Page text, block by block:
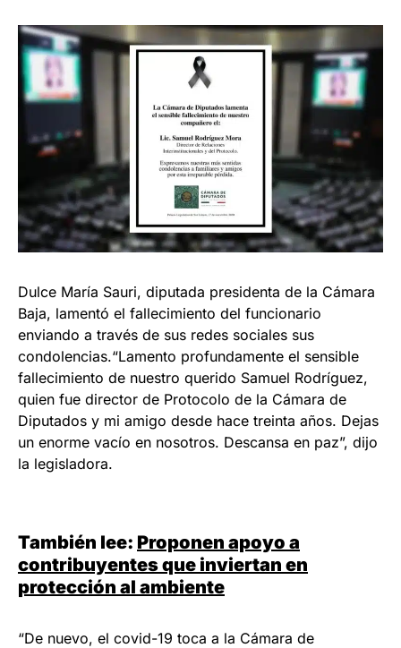
Dulce María Sauri, diputada presidenta de la Cámara
Baja, lamentó el fallecimiento del funcionario
enviando a través de sus redes sociales sus
condolencias.“Lamento profundamente el sensible
fallecimiento de nuestro querido Samuel Rodríguez,
quien fue director de Protocolo de la Cámara de
Diputados y mi amigo desde hace treinta años. Dejas
un enorme vacío en nosotros. Descansa en paz”, dijo
la legisladora.
También lee: Proponen apoyo a
contribuyentes que inviertan en
protección al ambiente
“De nuevo, el covid-19 toca a la Cámara de